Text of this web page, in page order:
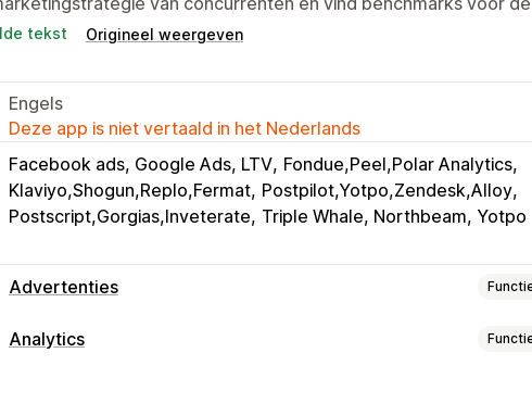
tekst Origineel weergeven
Engels
Deze app is niet vertaald in het Nederlands
Facebook ads, Google Ads, LTV Fondue,Peel,Polar Analytics
Klaviyo,Shogun,Replo,Fermat Postpilot,Yotpo,Zendesk,Alloy
Postscript,Gorgias,Inveterate Triple Whale, Northbeam, Yotpo
Advertenties
Targeting
Analytics